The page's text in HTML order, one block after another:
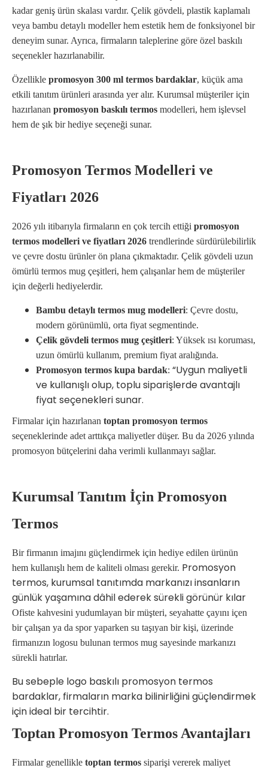
kadar geniş ürün skalası vardır. Çelik gövdeli, plastik kaplamalı
veya bambu detaylı modeller hem estetik hem de fonksiyonel bir
deneyim sunar. Ayrıca, firmaların taleplerine göre özel baskılı
seçenekler hazırlanabilir.
Özellikle promosyon 300 ml termos bardaklar, küçük ama
etkili tanıtım ürünleri arasında yer alır. Kurumsal müşteriler için
hazırlanan promosyon baskılı termos modelleri, hem işlevsel
hem de şık bir hediye seçeneği sunar.
Promosyon Termos Modelleri ve
Fiyatları 2026
2026 yılı itibarıyla firmaların en çok tercih ettiği promosyon
termos modelleri ve fiyatları 2026 trendlerinde sürdürülebilirlik
ve çevre dostu ürünler ön plana çıkmaktadır. Çelik gövdeli uzun
ömürlü termos mug çeşitleri, hem çalışanlar hem de müşteriler
için değerli hediyelerdir.
Bambu detaylı termos mug modelleri: Çevre dostu,
modern görünümlü, orta fiyat segmentinde.
Çelik gövdeli termos mug çeşitleri: Yüksek ısı koruması,
uzun ömürlü kullanım, premium fiyat aralığında.
Promosyon termos kupa bardak: “Uygun maliyetli
ve kullanışlı olup, toplu siparişlerde avantajlı
fiyat seçenekleri sunar.
Firmalar için hazırlanan toptan promosyon termos
seçeneklerinde adet arttıkça maliyetler düşer. Bu da 2026 yılında
promosyon bütçelerini daha verimli kullanmayı sağlar.
Kurumsal Tanıtım İçin Promosyon
Termos
Bir firmanın imajını güçlendirmek için hediye edilen ürünün
hem kullanışlı hem de kaliteli olması gerekir. Promosyon
termos, kurumsal tanıtımda markanızı insanların
günlük yaşamına dâhil ederek sürekli görünür kılar
Ofiste kahvesini yudumlayan bir müşteri, seyahatte çayını içen
bir çalışan ya da spor yaparken su taşıyan bir kişi, üzerinde
firmanızın logosu bulunan termos mug sayesinde markanızı
sürekli hatırlar.
Bu sebeple logo baskılı promosyon termos
bardaklar, firmaların marka bilinirliğini güçlendirmek
için ideal bir tercihtir.
Toptan Promosyon Termos Avantajları
Firmalar genellikle toptan termos siparişi vererek maliyet